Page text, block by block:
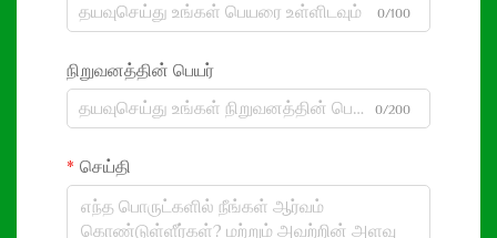
0/100
நிறுவனத்தின் பெயர்
0/200
செய்தி